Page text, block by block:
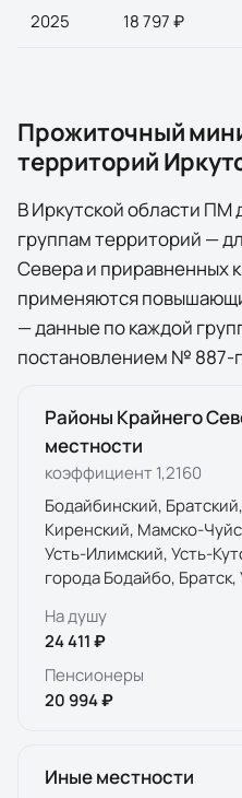
2025 18 797 ₽
Прожиточный
территорий
ВИркутской области ПМ
группам территорий —
Севера и приравненных
применяются
— данные по каждой
постановлением № 887-
Районы Крайнего
местности
коэффициент1,2160
Бодайбинский,
Киренский, Мамско-
Усть-Илимский, Усть-
города Бодайбо,
На душу
24 411 ₽
Пенсионеры
20 994 ₽
Иные местности